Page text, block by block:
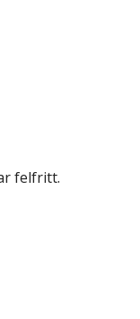
felfritt.